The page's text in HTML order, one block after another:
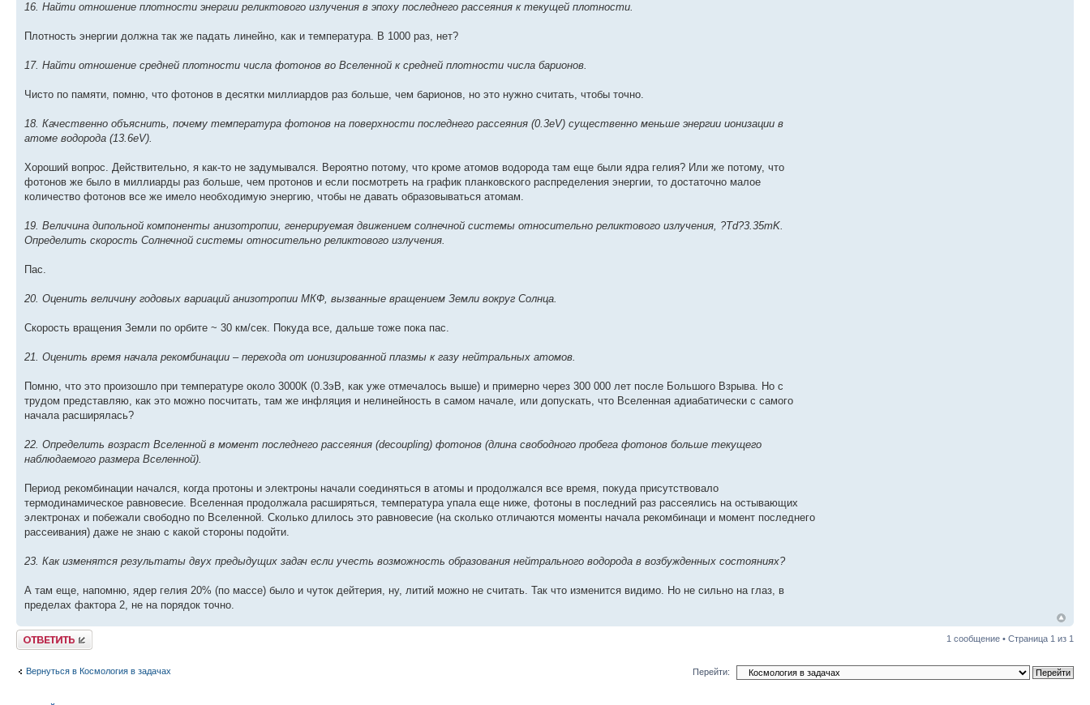
16. Найти отношение плотности энергии реликтового излучения в эпоху последнего рассеяния к текущей плотности.
Плотность энергии должна так же падать линейно, как и температура. В 1000 раз, нет?
17. Найти отношение средней плотности числа фотонов во Вселенной к средней плотности числа барионов.
Чисто по памяти, помню, что фотонов в десятки миллиардов раз больше, чем барионов, но это нужно считать, чтобы точно.
18. Качественно объяснить, почему температура фотонов на поверхности последнего рассеяния (0.3eV) существенно меньше энергии ионизации в
атоме водорода (13.6eV).
Хороший вопрос. Действительно, я как-то не задумывался. Вероятно потому, что кроме атомов водорода там еще были ядра гелия? Или же потому, что
фотонов же было в миллиарды раз больше, чем протонов и если посмотреть на график планковского распределения энергии, то достаточно малое
количество фотонов все же имело необходимую энергию, чтобы не давать образовываться атомам.
19. Величина дипольной компоненты анизотропии, генерируемая движением солнечной системы относительно реликтового излучения, ?Td?3.35mK.
Определить скорость Солнечной системы относительно реликтового излучения.
Пас.
20. Оценить величину годовых вариаций анизотропии МКФ, вызванные вращением Земли вокруг Солнца.
Скорость вращения Земли по орбите ~ 30 км/сек. Покуда все, дальше тоже пока пас.
21. Оценить время начала рекомбинации – перехода от ионизированной плазмы к газу нейтральных атомов.
Помню, что это произошло при температуре около 3000К (0.3эВ, как уже отмечалось выше) и примерно через 300 000 лет после Большого Взрыва. Но с
трудом представляю, как это можно посчитать, там же инфляция и нелинейность в самом начале, или допускать, что Вселенная адиабатически с самого
начала расширялась?
22. Определить возраст Вселенной в момент последнего рассеяния (decoupling) фотонов (длина свободного пробега фотонов больше текущего
наблюдаемого размера Вселенной).
Период рекомбинации начался, когда протоны и электроны начали соединяться в атомы и продолжался все время, покуда присутствовало
термодинамическое равновесие. Вселенная продолжала расширяться, температура упала еще ниже, фотоны в последний раз рассеялись на остывающих
электронах и побежали свободно по Вселенной. Сколько длилось это равновесие (на сколько отличаются моменты начала рекомбинаци и момент последнего
рассеивания) даже не знаю с какой стороны подойти.
23. Как изменятся результаты двух предыдущих задач если учесть возможность образования нейтрального водорода в возбужденных состояниях?
А там еще, напомню, ядер гелия 20% (по массе) было и чуток дейтерия, ну, литий можно не считать. Так что изменится видимо. Но не сильно на глаз, в
пределах фактора 2, не на порядок точно.
Ответить 1 сообщение • Страница 1 из 1
Вернуться в Космология в задачах Перейти: